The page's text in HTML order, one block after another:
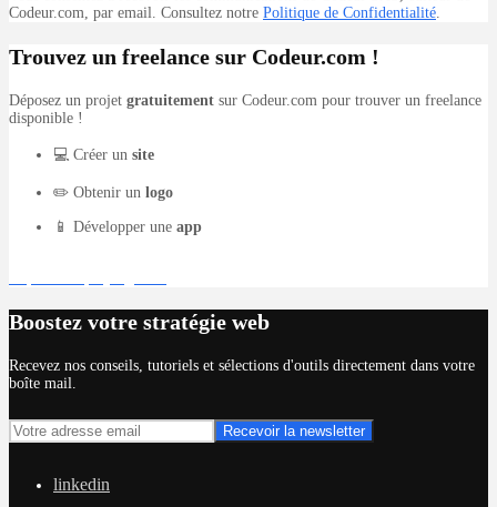
Codeur.com, par email. Consultez notre Politique de Confidentialité.
Trouvez un freelance sur Codeur.com !
Déposez un projet gratuitement sur Codeur.com pour trouver un freelance
disponible !
💻 Créer un site
✏️ Obtenir un logo
📱 Développer une app
Boostez votre stratégie web
Recevez nos conseils, tutoriels et sélections d'outils directement dans votre
boîte mail.
linkedin